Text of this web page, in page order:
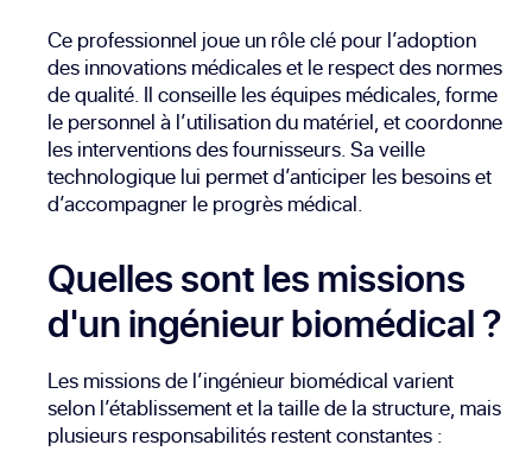
Ce professionnel joue un rôle clé pour l’adoption
des innovations médicales et le respect des normes
de qualité. Il conseille les équipes médicales, forme
le personnel à l’utilisation du matériel, et coordonne
les interventions des fournisseurs. Sa veille
technologique lui permet d’anticiper les besoins et
d’accompagner le progrès médical.
Quelles sont les missions
d'un ingénieur biomédical ?
Les missions de l’ingénieur biomédical varient
selon l’établissement et la taille de la structure, mais
plusieurs responsabilités restent constantes :